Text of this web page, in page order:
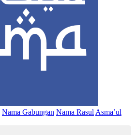
Nama Gabungan Nama Rasul Asma’ul